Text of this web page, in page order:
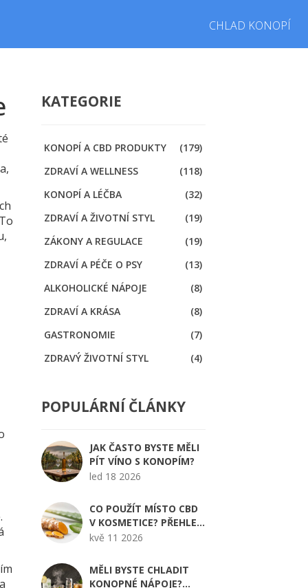
CHLAD KONOPÍ
KATEGORIE
KONOPÍ A CBD PRODUKTY
(179)
ZDRAVÍ A WELLNESS
(118)
KONOPÍ A LÉČBA
(32)
ZDRAVÍ A ŽIVOTNÍ STYL
(19)
ZÁKONY A REGULACE
(19)
ZDRAVÍ A PÉČE O PSY
(13)
ALKOHOLICKÉ NÁPOJE
(8)
ZDRAVÍ A KRÁSA
(8)
GASTRONOMIE
(7)
ZDRAVÝ ŽIVOTNÍ STYL
(4)
POPULÁRNÍ ČLÁNKY
JAK ČASTO BYSTE MĚLI
PÍT VÍNO S KONOPÍM?
led 18 2026
CO POUŽÍT MÍSTO CBD
V KOSMETICE? PŘEHLED
ÚČINNÝCH ALTERNATIV
kvě 11 2026
MĚLI BYSTE CHLADIT
KONOPNÉ NÁPOJE?